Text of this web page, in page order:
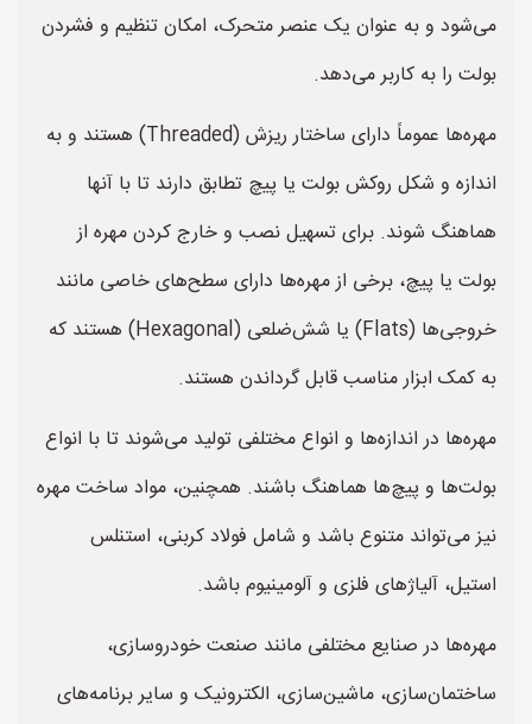
می‌شود و به عنوان یک عنصر متحرک، امکان تنظیم و فشردن
بولت را به کاربر می‌دهد.
مهره‌ها عموماً دارای ساختار ریزش (Threaded) هستند و به
اندازه و شکل روکش بولت یا پیچ تطابق دارند تا با آنها
هماهنگ شوند. برای تسهیل نصب و خارج کردن مهره از
بولت یا پیچ، برخی از مهره‌ها دارای سطح‌های خاصی مانند
خروجی‌ها (Flats) یا شش‌ضلعی (Hexagonal) هستند که
به کمک ابزار مناسب قابل گرداندن هستند.
مهره‌ها در اندازه‌ها و انواع مختلفی تولید می‌شوند تا با انواع
بولت‌ها و پیچ‌ها هماهنگ باشند. همچنین، مواد ساخت مهره
نیز می‌تواند متنوع باشد و شامل فولاد کربنی، استنلس
استیل، آلیاژهای فلزی و آلومینیوم باشد.
مهره‌ها در صنایع مختلفی مانند صنعت خودروسازی،
ساختمان‌سازی، ماشین‌سازی، الکترونیک و سایر برنامه‌های